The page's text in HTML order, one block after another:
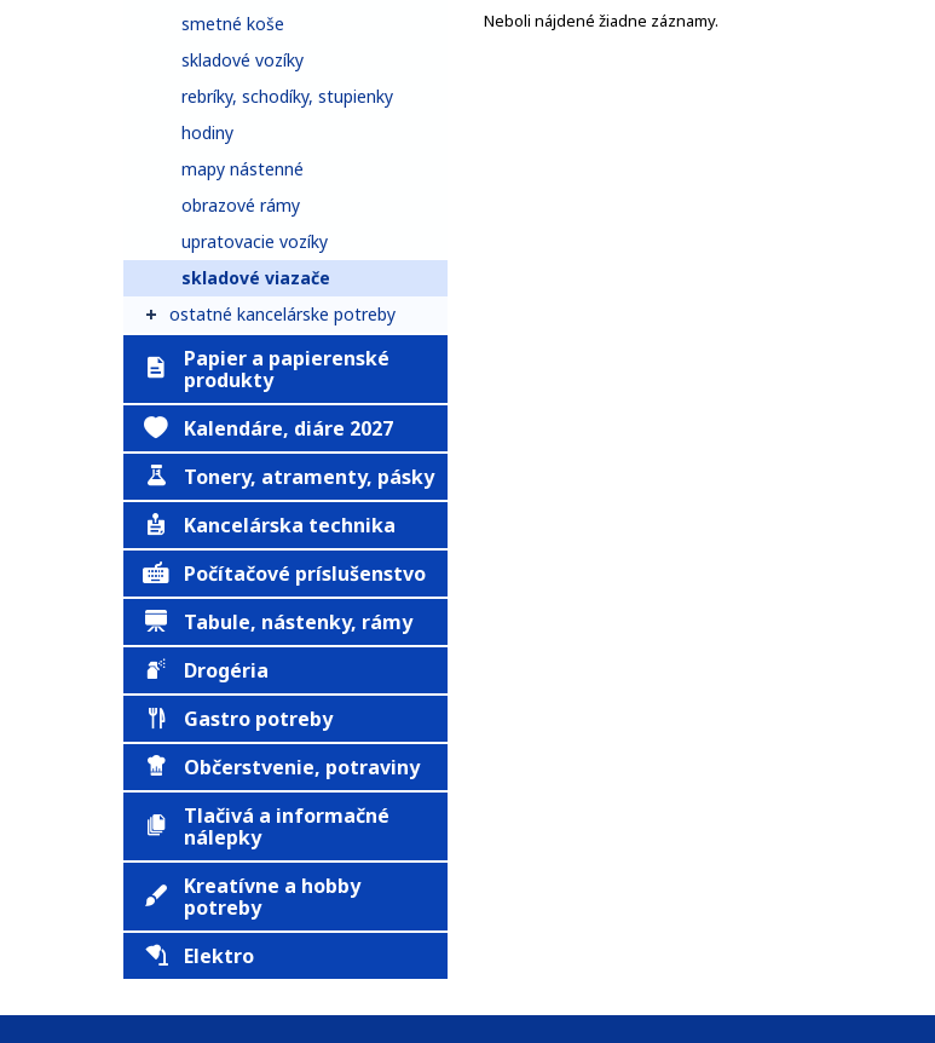
smetné koše
skladové vozíky
rebríky, schodíky, stupienky
hodiny
mapy nástenné
obrazové rámy
upratovacie vozíky
skladové viazače
ostatné kancelárske potreby
Papier a papierenské
produkty
Kalendáre, diáre 2027
Tonery, atramenty, pásky
Kancelárska technika
Počítačové príslušenstvo
Tabule, nástenky, rámy
Drogéria
Gastro potreby
Občerstvenie, potraviny
Tlačivá a informačné
nálepky
Kreatívne a hobby
potreby
Elektro
Neboli nájdené žiadne záznamy.